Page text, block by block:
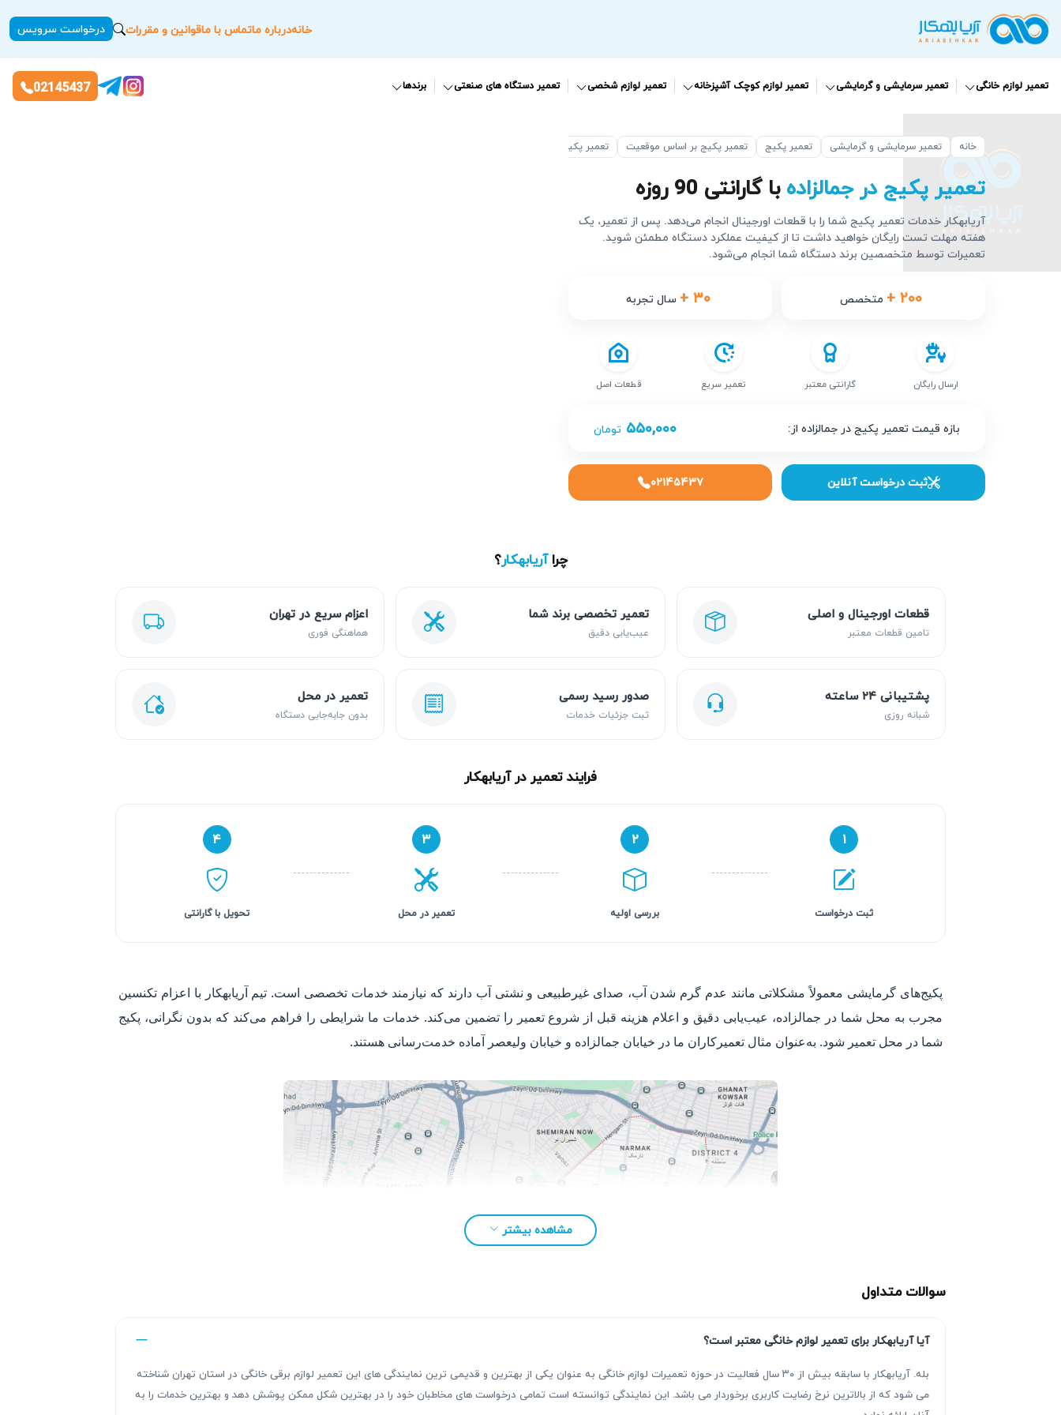
خانهدرباره ماتماس با ماقوانین و مقررات درخواست سرویس
تعمیر لوازم خانگی تعمیر سرمایشی و گرمایشی تعمیر لوازم کوچک آشپزخانه تعمیر لوازم شخصی تعمیر دستگاه های صنعتی برندها 02145437
خانه تعمیر سرمایشی و گرمایشی تعمیر پکیج تعمیر پکیج بر اساس موقعیت تعمیر پکیج در جمالزاده
تعمیر پکیج در جمالزادهبا گارانتی 90 روزه
آریابهکار خدمات تعمیر پکیج شما را با قطعات اورجینال انجام می‌دهد. پس از تعمیر، یک
هفته مهلت تست رایگان خواهید داشت تا از کیفیت عملکرد دستگاه مطمئن شوید.
تعمیرات توسط متخصصین برند دستگاه شما انجام می‌شود.
+ ۲۰۰ متخصص + ۳۰ سال تجربه
ارسال رایگان گارانتی معتبر تعمیر سریع قطعات اصل
بازه قیمت تعمیر پکیج در جمالزاده از: ۵۵۰,۰۰۰ تومان
ثبت درخواست آنلاین ۰۲۱۴۵۴۳۷
چراآریابهکار؟
قطعات اورجینال و اصلی
تامین قطعات معتبر
تعمیر تخصصی برند شما
عیب‌یابی دقیق
اعزام سریع در تهران
هماهنگی فوری
پشتیبانی ۲۴ ساعته
شبانه روزی
صدور رسید رسمی
ثبت جزئیات خدمات
تعمیر در محل
بدون جابه‌جایی دستگاه
فرایند تعمیر در آریابهکار
۱
ثبت درخواست
۲
بررسی اولیه
۳
تعمیر در محل
۴
تحویل با گارانتی
پکیج‌های گرمایشی معمولاً مشکلاتی مانند عدم گرم شدن آب، صدای غیرطبیعی و نشتی آب دارند که نیازمند خدمات تخصصی است. تیم آریابهکار با اعزام تکنسین
مجرب به محل شما در جمالزاده، عیب‌یابی دقیق و اعلام هزینه قبل از شروع تعمیر را تضمین می‌کند. خدمات ما شرایطی را فراهم می‌کند که بدون نگرانی، پکیج
شما در محل تعمیر شود. به‌عنوان مثال تعمیرکاران ما در خیابان جمالزاده و خیابان ولیعصر آماده خدمت‌رسانی هستند.
مشاهده بیشتر
سوالات متداول
آیا آریابهکار برای تعمیر لوازم خانگی معتبر است؟
بله. آریابهکار با سابقه بیش از ۳۰ سال فعالیت در حوزه تعمیرات لوازم خانگی به عنوان یکی از بهترین و قدیمی ترین نمایندگی های این تعمیر لوازم برقی خانگی در استان تهران شناخته
می شود که از بالاترین نرخ رضایت کاربری برخوردار می باشد. این نمایندگی توانسته است تمامی درخواست های مخاطبان خود را در بهترین شکل ممکن پوشش دهد و بهترین خدمات را به